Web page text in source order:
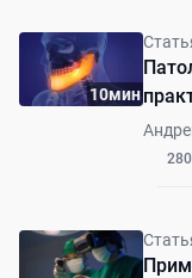
10мин
280